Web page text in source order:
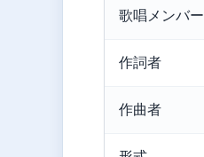
歌唱メンバー
作詞者
作曲者